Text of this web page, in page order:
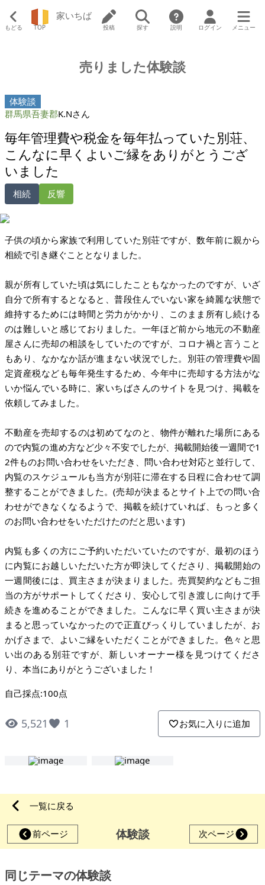
もどる TOP
家いちば
投稿 探す 説明 ログイン メニュー
売りました体験談
体験談
群馬県吾妻郡K.Nさん
毎年管理費や税金を毎年払っていた別荘、
こんなに早くよいご縁をありがとうござ
いました
相続 反響
子供の頃から家族で利用していた別荘ですが、数年前に親から
相続で引き継ぐこととなりました。
親が所有していた頃は気にしたこともなかったのですが、いざ
自分で所有するとなると、普段住んでいない家を綺麗な状態で
維持するためには時間と労力がかかり、このまま所有し続ける
のは難しいと感じておりました。一年ほど前から地元の不動産
屋さんに売却の相談をしていたのですが、コロナ禍と言うこと
もあり、なかなか話が進まない状況でした。別荘の管理費や固
定資産税なども毎年発生するため、今年中に売却する方法がな
いか悩んでいる時に、家いちばさんのサイトを見つけ、掲載を
依頼してみました。
不動産を売却するのは初めてなのと、物件が離れた場所にある
ので内覧の進め方など少々不安でしたが、掲載開始後一週間で1
2件ものお問い合わせをいただき、問い合わせ対応と並行して、
内覧のスケジュールも当方が別荘に滞在する日程に合わせて調
整することができました。(売却が決まるとサイト上での問い合
わせができなくなるようで、掲載を続けていれば、もっと多く
のお問い合わせをいただけたのだと思います)
内覧も多くの方にご予約いただいていたのですが、最初のほう
に内覧にお越しいただいた方が即決してくださり、掲載開始の
一週間後には、買主さまが決まりました。売買契約などもご担
当の方がサポートしてくださり、安心して引き渡しに向けて手
続きを進めることができました。こんなに早く買い主さまが決
まると思っていなかったので正直びっくりしていましたが、お
かげさまで、よいご縁をいただくことができました。色々と思
い出のある別荘ですが、新しいオーナー様を見つけてくださ
り、本当にありがとうございました！
自己採点:100点
5,521 1 お気に入りに追加
一覧に戻る
前ページ 体験談 次ページ
同じテーマの体験談